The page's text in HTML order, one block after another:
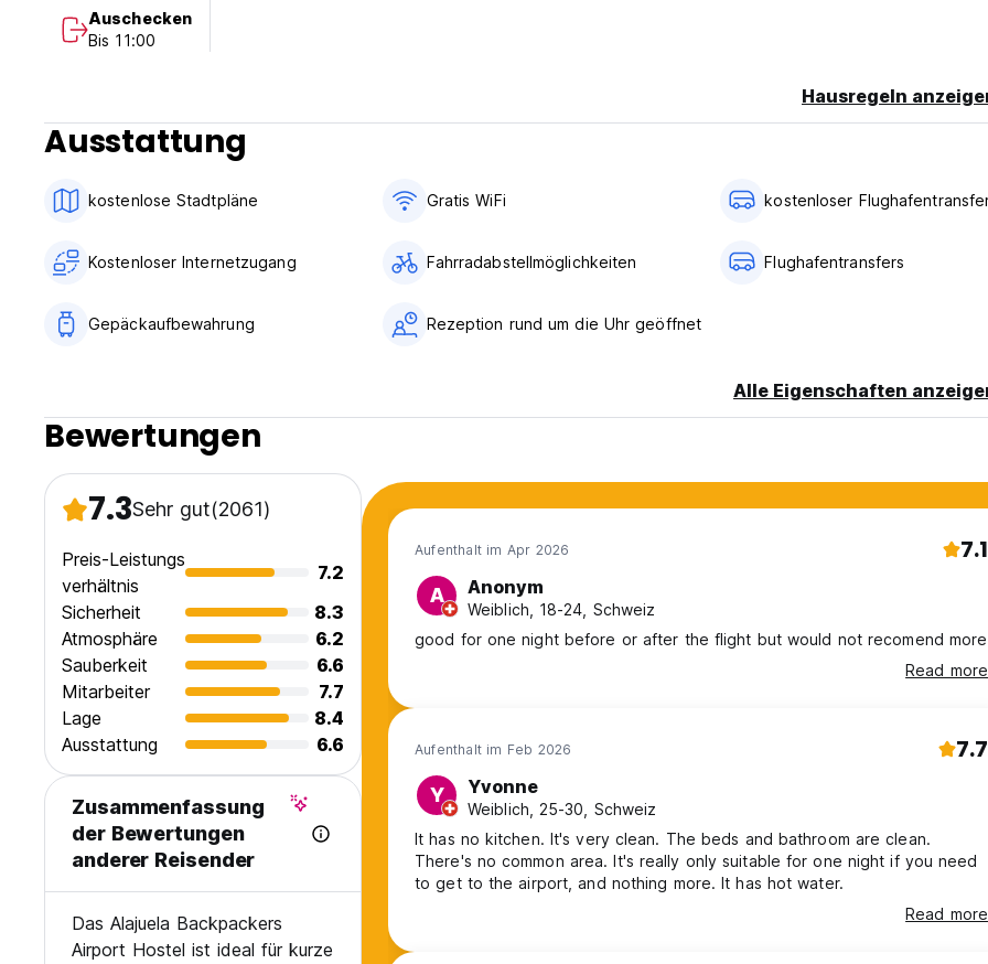
**************************************
This brand-new 21-room inn facing the Parque de los Niños is less a hostel than a full-blown hotel equipped with a
dormitory rooms. An interior atrium is draped in plants and a 4th floor bean bag lounge offers a prime opportunity to sip
Dormitories are wonderfully uncluttered ( only four people to a room ) and each come with their own bathroom , while the
rooms are graceful, decorated in serene earth tones and equipped with cable TV and double-pane windows.
More expensive junior suites have plasma TV and comfy king-sized bed.
Plus there is wi-fi all over the hotel .
We are the author's choice as the best budget option in Alajuela for plenty of reasons, but just to put it in a few words : We
what you want and that is : good , cheap and great money value and that is what we have waiting for you so book now !!
Auschecken
Bis 11:00
Hausregeln
Ausstattung
kostenlose Stadtpläne Gratis WiFi kostenloser
Kostenloser Internetzugang Fahrradabstellmöglichkeiten Flughafentransfers
Gepäckaufbewahrung Rezeption rund um die Uhr geöffnet
Alle Eigenschaften
Bewertungen
7.3Sehr gut(2061)
Preis-Leistungs
verhältnis
7.2
Sicherheit
8.3
Atmosphäre
6.2
Sauberkeit
6.6
Mitarbeiter
7.7
Lage
8.4
Ausstattung
6.6
Zusammenfassung
der Bewertungen
anderer Reisender
Das Alajuela Backpackers
Airport Hostel ist ideal für kurze
Aufenthalt im Apr 2026 7.1
A Anonym
Weiblich, 18-24, Schweiz
good for one night before or after the flight but would not recomend more
Read more
Aufenthalt im Feb 2026 7.7
Y Yvonne
Weiblich, 25-30, Schweiz
It has no kitchen. It's very clean. The beds and bathroom are clean.
There's no common area. It's really only suitable for one night if you need
to get to the airport, and nothing more. It has hot water.
Read more